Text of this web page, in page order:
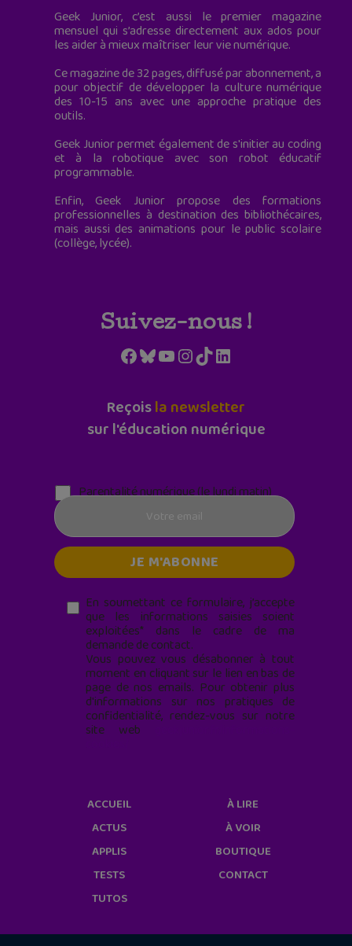
Geek Junior, c’est aussi le premier magazine
mensuel qui s’adresse directement aux ados pour
les aider à mieux maîtriser leur vie numérique.
Ce magazine de 32 pages, diffusé par abonnement, a
pour objectif de développer la culture numérique
des 10-15 ans avec une approche pratique des
outils.
Geek Junior permet également de s'initier au coding
et à la robotique avec son robot éducatif
programmable.
Enfin, Geek Junior propose des formations
professionnelles à destination des bibliothécaires,
mais aussi des animations pour le public scolaire
(collège, lycée).
Suivez-nous !
Facebook
Bluesky
YouTube
Instagram
TikTokLinkedIn
Reçoisla newsletter
sur l'éducation numérique
Parentalité numérique (le lundi matin)
En soumettant ce formulaire, j’accepte
que les informations saisies soient
exploitées* dans le cadre de ma
demande de contact.
Vous pouvez vous désabonner à tout
moment en cliquant sur le lien en bas de
page de nos emails. Pour obtenir plus
d'informations sur nos pratiques de
confidentialité, rendez-vous sur notre
site web
ACCUEIL
ACTUS
APPLIS
TESTS
TUTOS
À LIRE
À VOIR
BOUTIQUE
CONTACT